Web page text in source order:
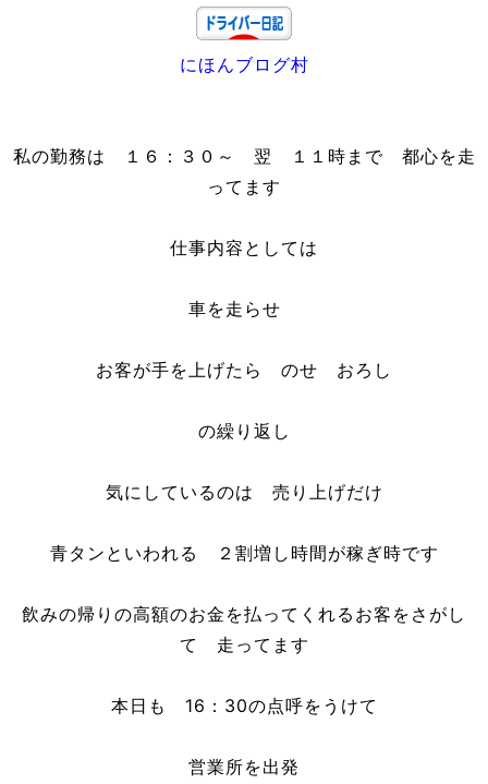
にほんブログ村
私の勤務は １６：３０～ 翌 １１時まで 都心を走
ってます
仕事内容としては
車を走らせ
お客が手を上げたら のせ おろし
の繰り返し
気にしているのは 売り上げだけ
青タンといわれる ２割増し時間が稼ぎ時です
飲みの帰りの高額のお金を払ってくれるお客をさがし
て 走ってます
本日も 16：30の点呼をうけて
営業所を出発